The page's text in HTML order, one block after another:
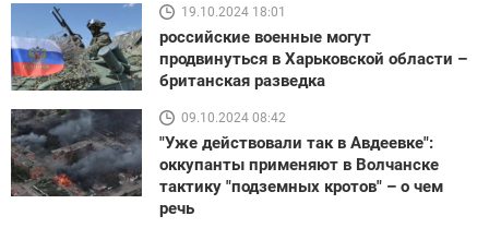
19.10.2024 18:01
российские военные могут
продвинуться в Харьковской области –
британская разведка
09.10.2024 08:42
"Уже действовали так в Авдеевке":
оккупанты применяют в Волчанске
тактику "подземных кротов" – о чем
речь